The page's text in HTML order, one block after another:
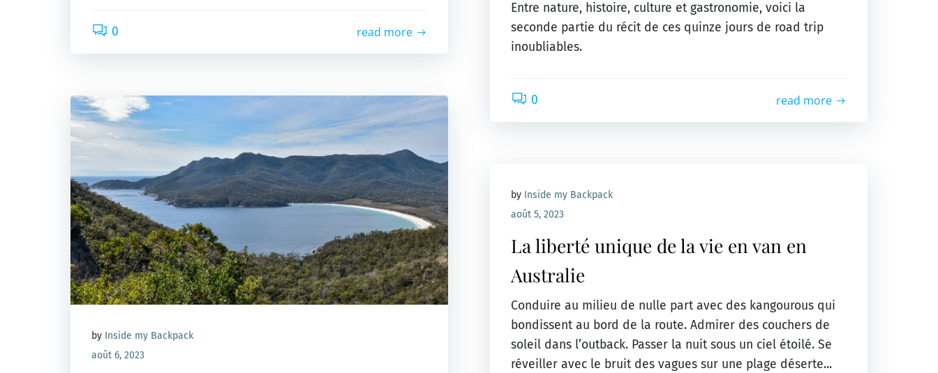
0 read more
Entre nature, histoire, culture et gastronomie, voici la
seconde partie du récit de ces quinze jours de road trip
inoubliables.
0 read more
by Inside my Backpack
août 6, 2023
by Inside my Backpack
août 5, 2023
La liberté unique de la vie en van en
Australie
Conduire au milieu de nulle part avec des kangourous qui
bondissent au bord de la route. Admirer des couchers de
soleil dans l’outback. Passer la nuit sous un ciel étoilé. Se
réveiller avec le bruit des vagues sur une plage déserte...